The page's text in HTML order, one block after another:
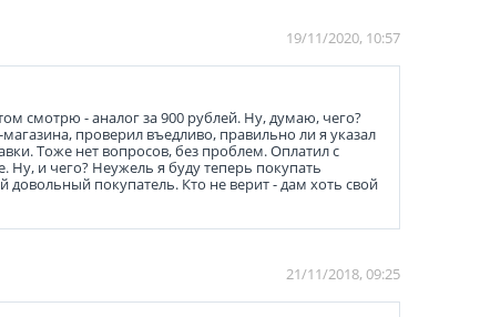
19/11/2020, 10:57
смотрю - аналог за 900 рублей. Ну, думаю, чего?
проверил въедливо, правильно ли я указал
Тоже нет вопросов, без проблем. Оплатил с
Ну, и чего? Неужель я буду теперь покупать
покупатель. Кто не верит - дам хоть свой
21/11/2018, 09:25